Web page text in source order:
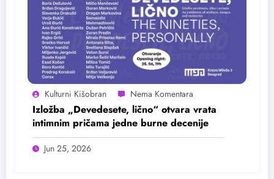
Kulturni Kišobran
Izložba „Devedesete, lično“ otvara vrata
intimnim pričama jedne burne decenije
Jun 25, 2026